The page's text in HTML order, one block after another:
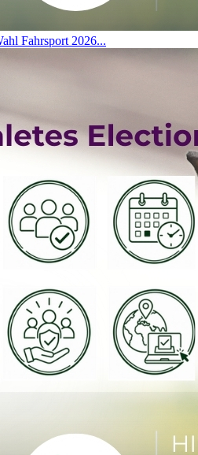
Fahrsport 2026...